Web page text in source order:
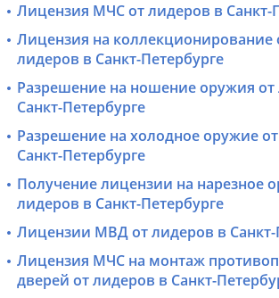
Лицензия МЧС от лидеров в Санкт-
Лицензия на коллекционирование
лидеров в Санкт-Петербурге
Разрешение на ношение оружия от
Санкт-Петербурге
Разрешение на холодное оружие
Санкт-Петербурге
Получение лицензии на нарезное
лидеров в Санкт-Петербурге
Лицензии МВД от лидеров в Санкт-
Лицензия МЧС на монтаж
дверей от лидеров в Санкт-